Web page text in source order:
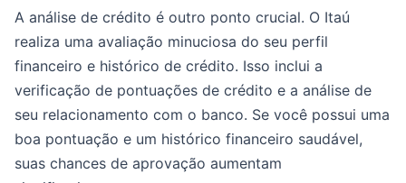
A análise de crédito é outro ponto crucial. O Itaú
realiza uma avaliação minuciosa do seu perfil
financeiro e histórico de crédito. Isso inclui a
verificação de pontuações de crédito e a análise de
seu relacionamento com o banco. Se você possui uma
boa pontuação e um histórico financeiro saudável,
suas chances de aprovação aumentam